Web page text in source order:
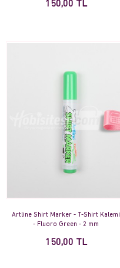
150,00 TL
Artline Shirt Marker - T-Shirt Kalemi
- Fluoro Green - 2 mm
150,00 TL